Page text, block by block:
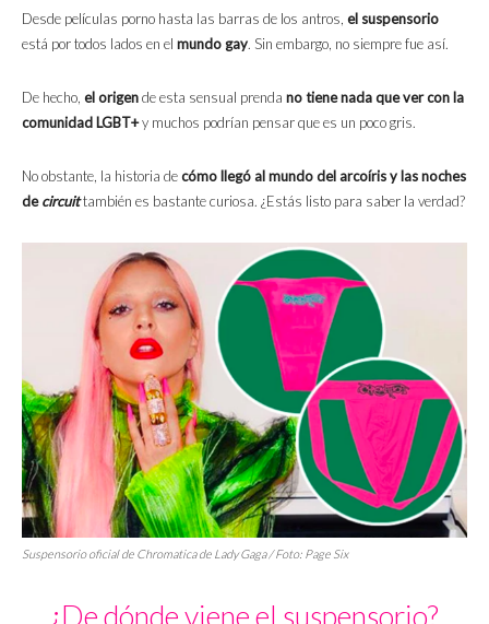
Desde películas porno hasta las barras de los antros, el suspensorio
está por todos lados en el mundo gay. Sin embargo, no siempre fue así.
De hecho, el origende esta sensual prenda no tiene nada que ver con la
comunidad LGBT+y muchos podrían pensar que es un poco gris.
No obstante, la historia decómo llegó al mundo del arcoíris y las noches
decircuittambién es bastante curiosa. ¿Estás listo para saber la verdad?
Suspensorio oficial de Chromaticade Lady Gaga / Foto: Page Six
¿De dónde viene el suspensorio?